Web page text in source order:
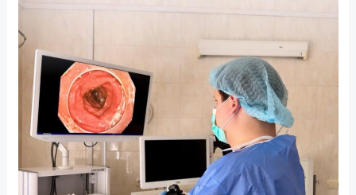
шанс вчасно запобігти серйозним ускладненням.
КНП КМКЛ №10 — турбуємось про ваше здоров’я щодня